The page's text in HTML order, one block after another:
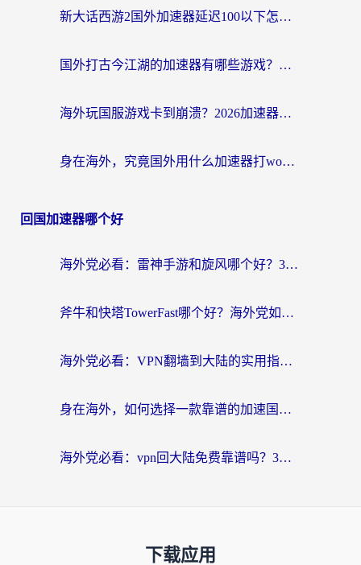
新大话西游2国外加速器延迟100以下怎么办？海外党实测有效的低延迟指南
国外打古今江湖的加速器有哪些游戏？一个海外玩家的终极选择指南
海外玩国服游戏卡到崩溃？2026加速器免费推荐+实用指南（亲测有效）
身在海外，究竟国外用什么加速器打wow好？
回国加速器哪个好
海外党必看：雷神手游和旋风哪个好？3分钟选对回国加速器，无缝刷国内剧玩游戏
斧牛和快塔TowerFast哪个好？海外党如何选对回国加速器
海外党必看：VPN翻墙到大陆的实用指南——从看CCTV5到选加速器，一篇全搞定
身在海外，如何选择一款靠谱的加速国内网络的加速器？
海外党必看：vpn回大陆免费靠谱吗？3步选对加速器实现无缝刷国内资源
下载应用